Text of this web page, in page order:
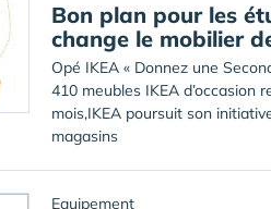
Bon plan pour les
change le mobilier
Opé IKEA « Donnez une
410 meubles IKEA d’occasion
mois,IKEA poursuit son
magasins
Equipement